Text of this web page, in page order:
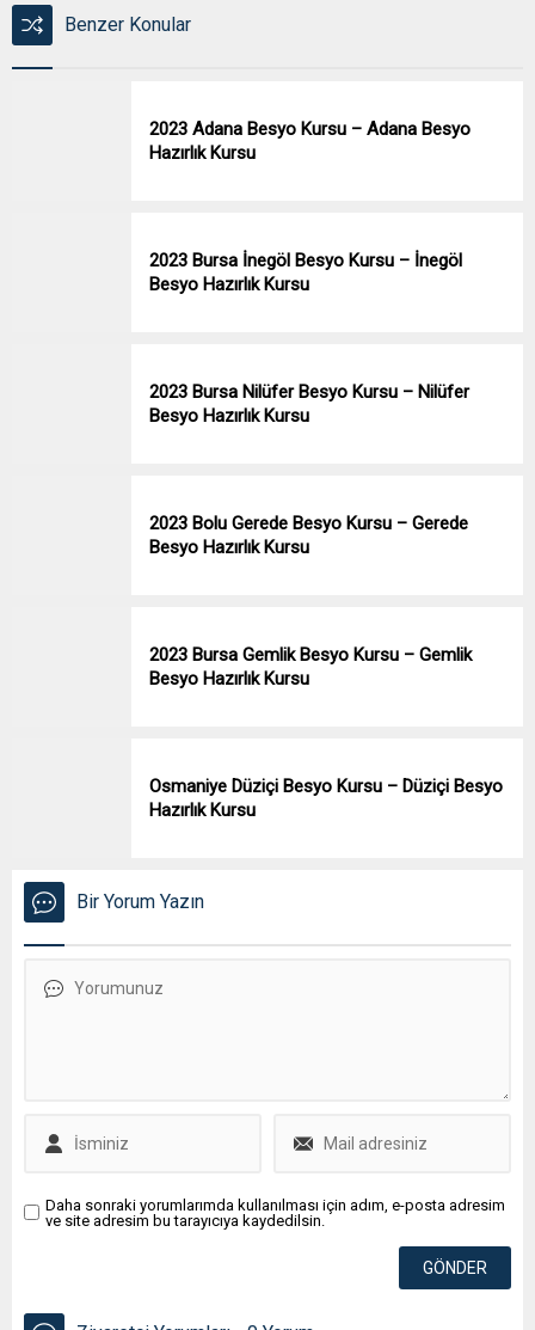
Benzer Konular
2023 Adana Besyo Kursu – Adana Besyo
Hazırlık Kursu
2023 Bursa İnegöl Besyo Kursu – İnegöl
Besyo Hazırlık Kursu
2023 Bursa Nilüfer Besyo Kursu – Nilüfer
Besyo Hazırlık Kursu
2023 Bolu Gerede Besyo Kursu – Gerede
Besyo Hazırlık Kursu
2023 Bursa Gemlik Besyo Kursu – Gemlik
Besyo Hazırlık Kursu
Osmaniye Düziçi Besyo Kursu – Düziçi Besyo
Hazırlık Kursu
Bir Yorum Yazın
Daha sonraki yorumlarımda kullanılması için adım, e-posta adresim
ve site adresim bu tarayıcıya kaydedilsin.